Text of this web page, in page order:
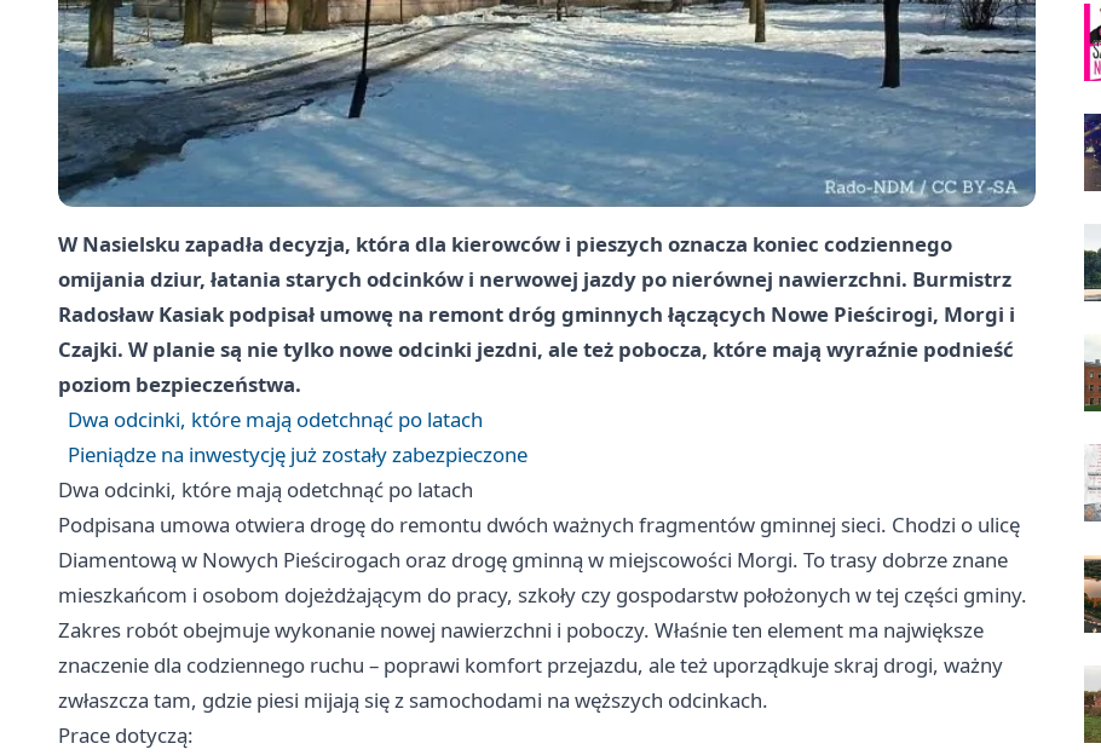
W Nasielsku zapadła decyzja, która dla kierowców i pieszych oznacza koniec codziennego
omijania dziur, łatania starych odcinków i nerwowej jazdy po nierównej nawierzchni. Burmistrz
Radosław Kasiak podpisał umowę na remont dróg gminnych łączących Nowe Pieścirogi, Morgi i
Czajki. W planie są nie tylko nowe odcinki jezdni, ale też pobocza, które mają wyraźnie podnieść
poziom bezpieczeństwa.
Dwa odcinki, które mają odetchnąć po latach
Pieniądze na inwestycję już zostały zabezpieczone
Dwa odcinki, które mają odetchnąć po latach
Podpisana umowa otwiera drogę do remontu dwóch ważnych fragmentów gminnej sieci. Chodzi o ulicę
Diamentową w Nowych Pieścirogach oraz drogę gminną w miejscowości Morgi. To trasy dobrze znane
mieszkańcom i osobom dojeżdżającym do pracy, szkoły czy gospodarstw położonych w tej części gminy.
Zakres robót obejmuje wykonanie nowej nawierzchni i poboczy. Właśnie ten element ma największe
znaczenie dla codziennego ruchu – poprawi komfort przejazdu, ale też uporządkuje skraj drogi, ważny
zwłaszcza tam, gdzie piesi mijają się z samochodami na węższych odcinkach.
Prace dotyczą: